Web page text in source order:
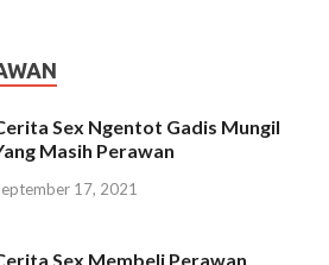
Sex Ngentot Gadis Mungil
Masih Perawan
17, 2021
Sex Membeli Perawan